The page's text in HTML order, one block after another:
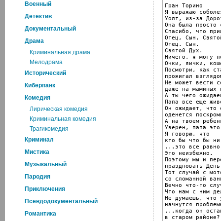
Военный
Детектив
Документальный
Драма
Криминальная драма
Мелодрама
Исторический
Киберпанк
Комедия
Лирическая комедия
Криминальная комедия
Трагикомедия
Криминал
Мистика
Музыкальный
Пародия
Приключения
Псевдодокументальный
Романтика
Гран Торино
Я выражаю
Уолт, из-за
Она была просто
Спасибо, что
Отец, Сын,
Отец. Сын.
Святой Дух.
Ничего, я могу
Очки, яички,
Посмотри, как
прожигал
Не может вести
даже на маминых
А ты чего
Папа все еще
Он ожидает, что
оденется
А на твоем
Уверен, папа
Я говорю, что
кто бы что бы
...это все равно
Это неизбежно.
Поэтому мы и
праздновать
Тот случай с
со сломанной
Вечно что-то
Что нам с ним
Не думаешь, что
начнутся
...когда он
в старом районе?